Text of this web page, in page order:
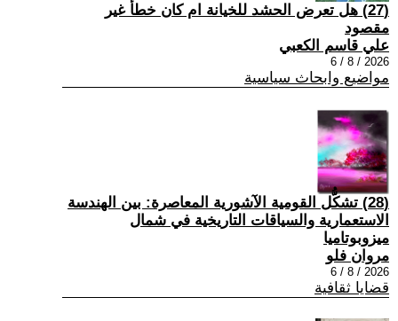
(27) هل تعرض الحشد للخيانة ام كان خطأ غير
مقصود
علي قاسم الكعبي
2026 / 8 / 6
مواضيع وابحاث سياسية
(28) تشكُّل القومية الآشورية المعاصرة: بين الهندسة
الاستعمارية والسياقات التاريخية في شمال
ميزوبوتاميا
مروان فلو
2026 / 8 / 6
قضايا ثقافية